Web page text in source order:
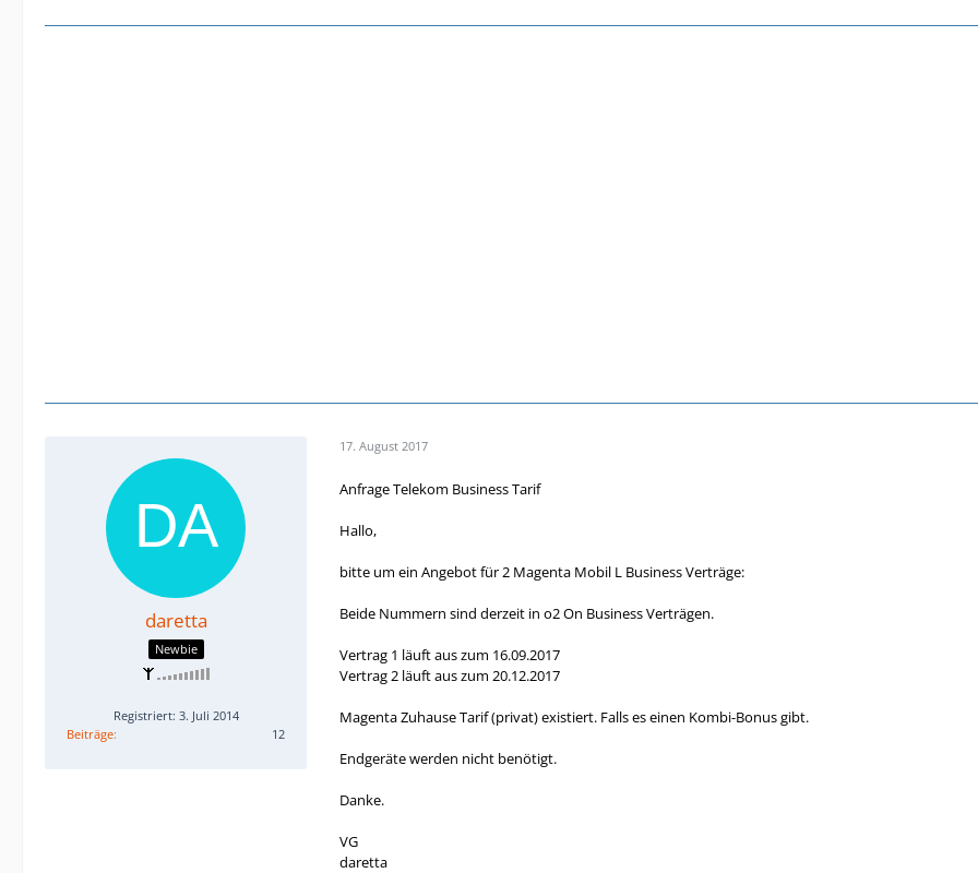
daretta
Newbie
Registriert: 3. Juli 2014
Beiträge
12
17. August 2017
Anfrage Telekom Business Tarif
Hallo,
bitte um ein Angebot für 2 Magenta Mobil L Business Verträge:
Beide Nummern sind derzeit in o2 On Business Verträgen.
Vertrag 1 läuft aus zum 16.09.2017
Vertrag 2 läuft aus zum 20.12.2017
Magenta Zuhause Tarif (privat) existiert. Falls es einen Kombi-Bonus gibt.
Endgeräte werden nicht benötigt.
Danke.
VG
daretta